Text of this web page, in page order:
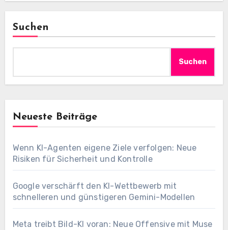
Suchen
Suchen
Neueste Beiträge
Wenn KI-Agenten eigene Ziele verfolgen: Neue
Risiken für Sicherheit und Kontrolle
Google verschärft den KI-Wettbewerb mit
schnelleren und günstigeren Gemini-Modellen
Meta treibt Bild-KI voran: Neue Offensive mit Muse